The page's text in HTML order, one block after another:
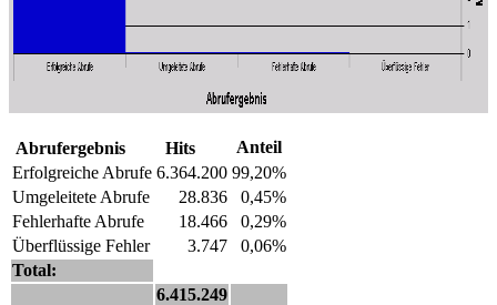
Abrufergebnis Hits
Anteil
Erfolgreiche Abrufe 6.364.200 99,20%
Umgeleitete Abrufe
28.836
0,45%
Fehlerhafte Abrufe
18.466
0,29%
Überflüssige Fehler
3.747
0,06%
Total:
6.415.249